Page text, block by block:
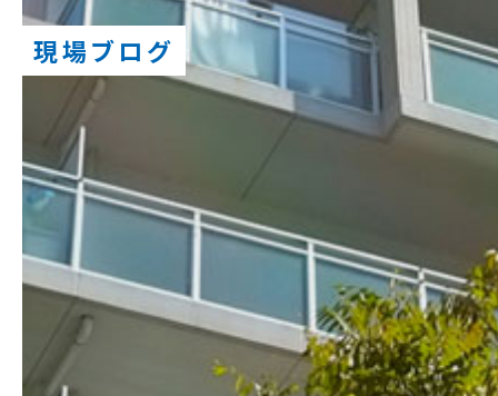
現場ブログ